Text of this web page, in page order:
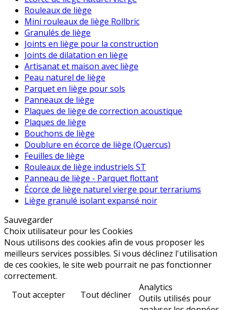
Rouleaux de liège
Mini rouleaux de liège Rollbric
Granulés de liège
Joints en liège pour la construction
Joints de dilatation en liège
Artisanat et maison avec liège
Peau naturel de liège
Parquet en liège pour sols
Panneaux de liège
Plaques de liège de correction acoustique
Plaques de liège
Bouchons de liège
Doublure en écorce de liège (Quercus)
Feuilles de liège
Rouleaux de liège industriels ST
Panneau de liège - Parquet flottant
Écorce de liège naturel vierge pour terrariums
Liège granulé isolant expansé noir
Sauvegarder
Choix utilisateur pour les Cookies
Nous utilisons des cookies afin de vous proposer les
meilleurs services possibles. Si vous déclinez l'utilisation
de ces cookies, le site web pourrait ne pas fonctionner
correctement.
Tout accepter
Tout décliner
Analytics
Outils utilisés pour